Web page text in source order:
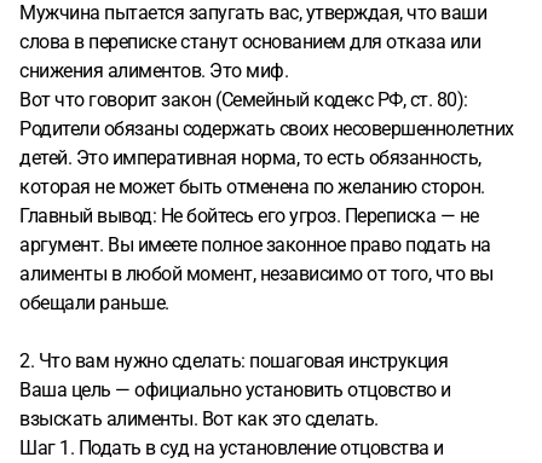
Мужчина пытается запугать вас, утверждая, что ваши
слова в переписке станут основанием для отказа или
снижения алиментов. Это миф.
Вот что говорит закон (Семейный кодекс РФ, ст. 80):
Родители обязаны содержать своих несовершеннолетних
детей. Это императивная норма, то есть обязанность,
которая не может быть отменена по желанию сторон.
Главный вывод: Не бойтесь его угроз. Переписка — не
аргумент. Вы имеете полное законное право подать на
алименты в любой момент, независимо от того, что вы
обещали раньше.
2. Что вам нужно сделать: пошаговая инструкция
Ваша цель — официально установить отцовство и
взыскать алименты. Вот как это сделать.
Шаг 1. Подать в суд на установление отцовства и